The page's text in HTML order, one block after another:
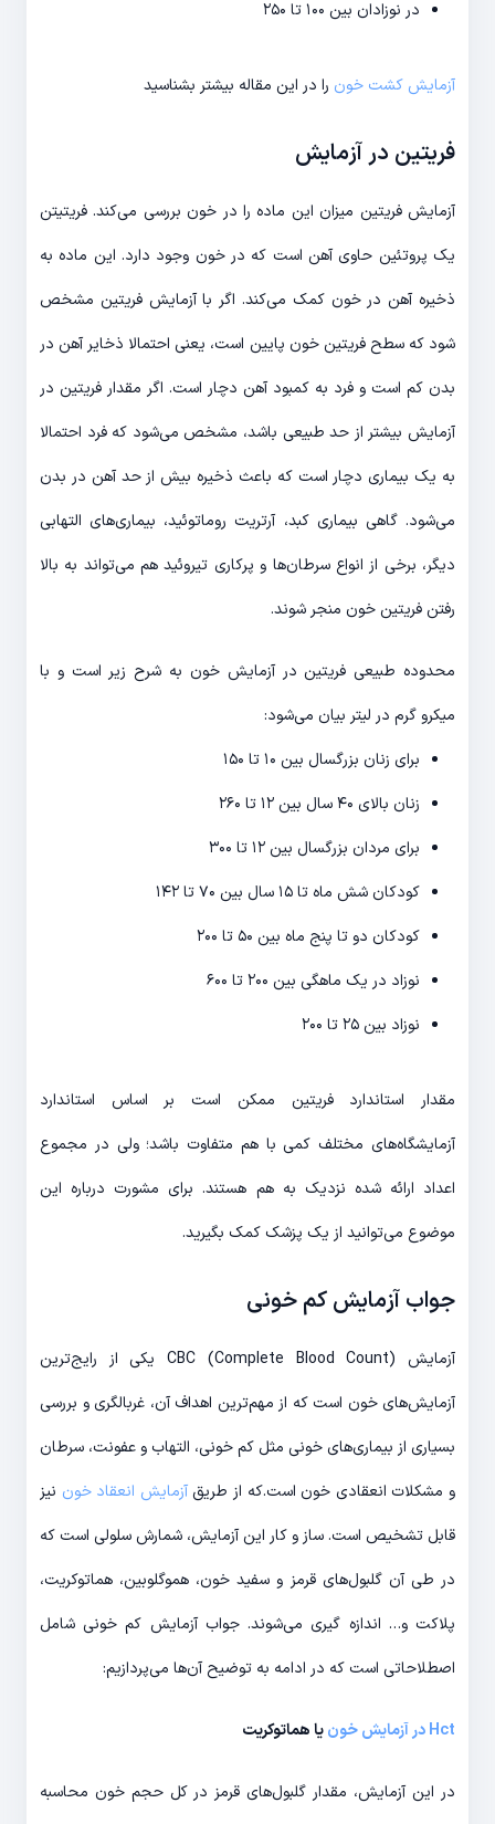
در نوزادان بین ۱۰۰ تا ۲۵۰
آزمایش کشت خون را در این مقاله بیشتر بشناسید
فریتین در آزمایش
آزمایش فریتین میزان این ماده را در خون بررسی می‌کند. فریتیتن
یک پروتئین حاوی آهن است که در خون وجود دارد. این ماده به
ذخیره آهن در خون کمک می‌کند. اگر با آزمایش فریتین مشخص
شود که سطح فریتین خون پایین است، یعنی احتمالا ذخایر آهن در
بدن کم است و فرد به کمبود آهن دچار است. اگر مقدار فریتین در
آزمایش بیشتر از حد طبیعی باشد، مشخص می‌شود که فرد احتمالا
به یک بیماری دچار است که باعث ذخیره بیش از حد آهن در بدن
می‌شود. گاهی بیماری کبد، آرتریت روماتوئید، بیماری‌های التهابی
دیگر، برخی از انواع سرطان‌ها و پرکاری تیروئید هم می‌تواند به بالا
رفتن فریتین خون منجر شوند.
محدوده طبیعی فریتین در آزمایش خون به شرح زیر است و با
میکرو گرم در لیتر بیان می‌شود:
برای زنان بزرگسال بین ۱۰ تا ۱۵۰
زنان بالای ۴۰ سال بین ۱۲ تا ۲۶۰
برای مردان بزرگسال بین ۱۲ تا ۳۰۰
کودکان شش ماه تا ۱۵ سال بین ۷۰ تا ۱۴۲
کودکان دو تا پنج ماه بین ۵۰ تا ۲۰۰
نوزاد در یک ماهگی بین ۲۰۰ تا ۶۰۰
نوزاد بین ۲۵ تا ۲۰۰
مقدار استاندارد فریتین ممکن است بر اساس استاندارد
آزمایشگاه‌های مختلف کمی با هم متفاوت باشد؛ ولی در مجموع
اعداد ارائه شده نزدیک به هم هستند. برای مشورت درباره این
موضوع می‌توانید از یک پزشک کمک بگیرید.
جواب آزمایش کم خونی
آزمایش CBC (Complete Blood Count) یکی از رایج‌ترین
آزمایش‌های خون است که از مهم‌ترین اهداف آن، غربالگری و بررسی
بسیاری از بیماری‌های خونی مثل کم خونی، التهاب و عفونت، سرطان
و مشکلات انعقادی خون است.که از طریقآزمایش انعقاد خون نیز
قابل تشخیص است. ساز و کار این آزمایش، شمارش سلولی است که
در طی آن گلبول‌های قرمز و سفید خون، هموگلوبین، هماتوکریت،
پلاکت و… اندازه گیری می‌شوند. جواب آزمایش کم خونی شامل
اصطلاحاتی است که در ادامه به توضیح آن‌ها می‌پردازیم:
Hct در آزمایش خون یا هماتوکریت
در این آزمایش، مقدار گلبول‌های قرمز در کل حجم خون محاسبه